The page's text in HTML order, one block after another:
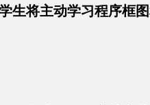
生将主动学习程序框